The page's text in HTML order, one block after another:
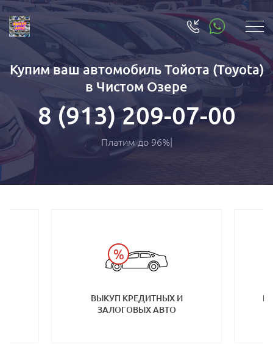
Купим ваш автомобиль Тойота (Toyota)
в Чистом Озере
8 (913) 209-07-00
Платим до
ВЫКУП КРЕДИТНЫХ И
ЗАЛОГОВЫХ АВТО